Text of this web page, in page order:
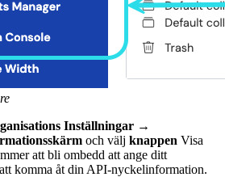
Inställningar →
och välj knappen Visa
att bli ombedd att ange ditt
komma åt din API-nyckelinformation.